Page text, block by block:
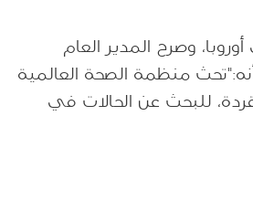
وصرح المدير العام
منظمة الصحة العالمية
للبحث عن الحالات في